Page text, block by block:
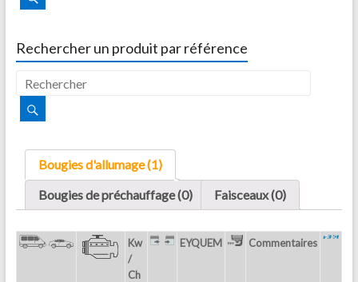
Rechercher un produit par référence
Bougies d'allumage (1)
Bougies de préchauffage (0)
Faisceaux (0)
Kw
/
Ch
EYQUEM Commentaires